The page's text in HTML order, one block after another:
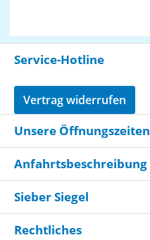
Service-Hotline
Vertrag widerrufen
Unsere Öffnungszeiten
Anfahrtsbeschreibung
Sieber Siegel
Rechtliches